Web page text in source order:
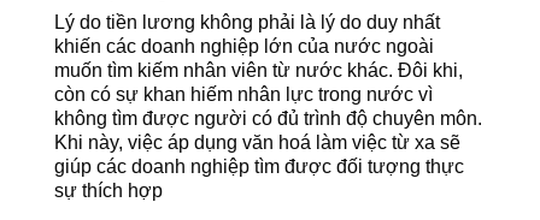
Lý do tiền lương không phải là lý do duy nhất
khiến các doanh nghiệp lớn của nước ngoài
muốn tìm kiếm nhân viên từ nước khác. Đôi khi,
còn có sự khan hiếm nhân lực trong nước vì
không tìm được người có đủ trình độ chuyên môn.
Khi này, việc áp dụng văn hoá làm việc từ xa sẽ
giúp các doanh nghiệp tìm được đối tượng thực
sự thích hợp